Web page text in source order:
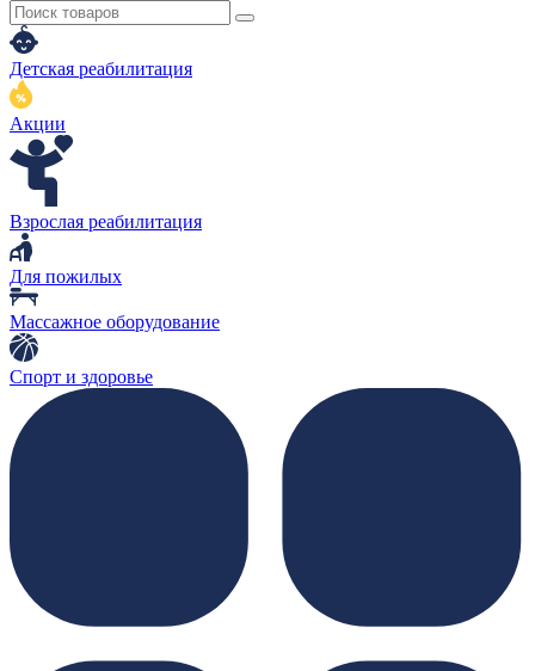
Детская реабилитация
Акции
Взрослая реабилитация
Для пожилых
Массажное оборудование
Спорт и здоровье